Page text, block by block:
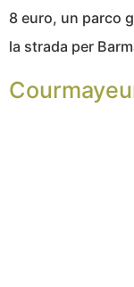
8 euro, un parco
la strada per